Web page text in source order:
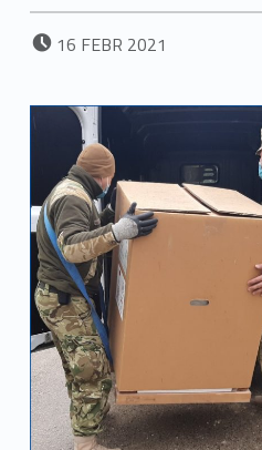
POSTED ON:
16 FEBR 2021